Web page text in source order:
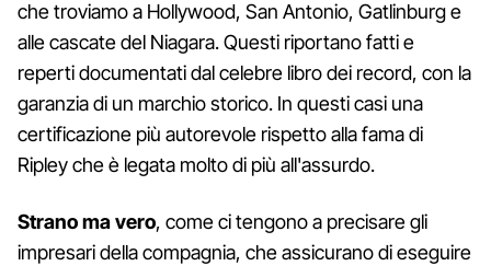
che troviamo a Hollywood, San Antonio, Gatlinburg e
alle cascate del Niagara. Questi riportano fatti e
reperti documentati dal celebre libro dei record, con la
garanzia di un marchio storico. In questi casi una
certificazione più autorevole rispetto alla fama di
Ripley che è legata molto di più all'assurdo.
Strano ma vero, come ci tengono a precisare gli
impresari della compagnia, che assicurano di eseguire